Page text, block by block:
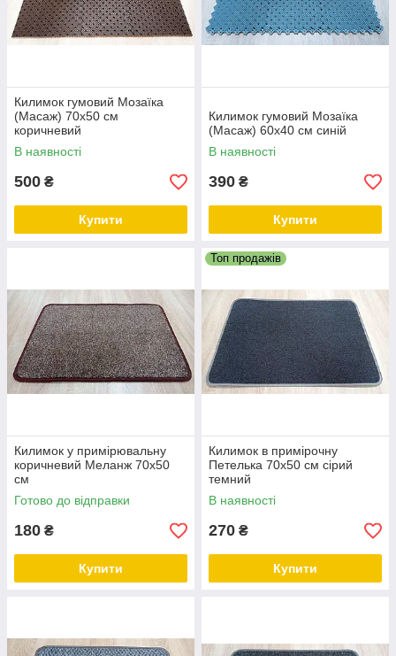
Килимок гумовий Мозаїка
(Масаж) 70х50 см
коричневий
В наявності
500 ₴
Купити
Килимок гумовий Мозаїка
(Масаж) 60х40 см синій
В наявності
390 ₴
Купити
Килимок у примірювальну
коричневий Меланж 70х50
см
Готово до відправки
180 ₴
Купити
Топ продажів
Килимок в примірочну
Петелька 70х50 см сірий
темний
В наявності
270 ₴
Купити